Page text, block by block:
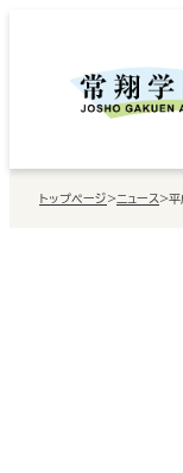
トップページ > ニュース >平